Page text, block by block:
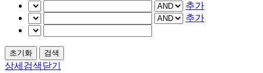
추가
추가
상세검색닫기